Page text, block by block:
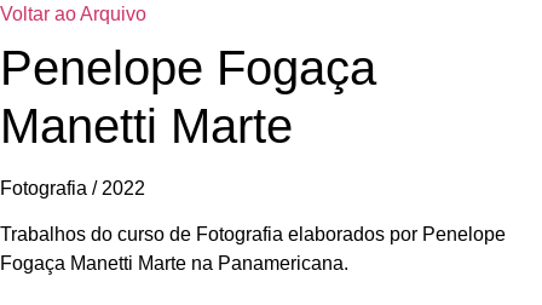
Voltar ao Arquivo
Penelope Fogaça
Manetti Marte
Fotografia / 2022
Trabalhos do curso de Fotografia elaborados por Penelope
Fogaça Manetti Marte na Panamericana.